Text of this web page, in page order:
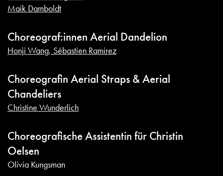
Maik Damboldt
Choreograf:innen Aerial Dandelion
Honji Wang, Sébastien Ramirez
Choreografin Aerial Straps & Aerial
Chandeliers
Christine Wunderlich
Choreografische Assistentin für Christin
Oelsen
Olivia Kungsman